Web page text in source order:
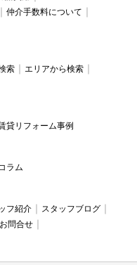
仲介手数料について
索
エリアから検索
貸リフォーム事例
ラム
フ紹介
スタッフブログ
お問合せ